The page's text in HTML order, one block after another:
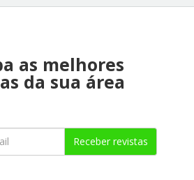
as melhores
da sua área
Receber revistas